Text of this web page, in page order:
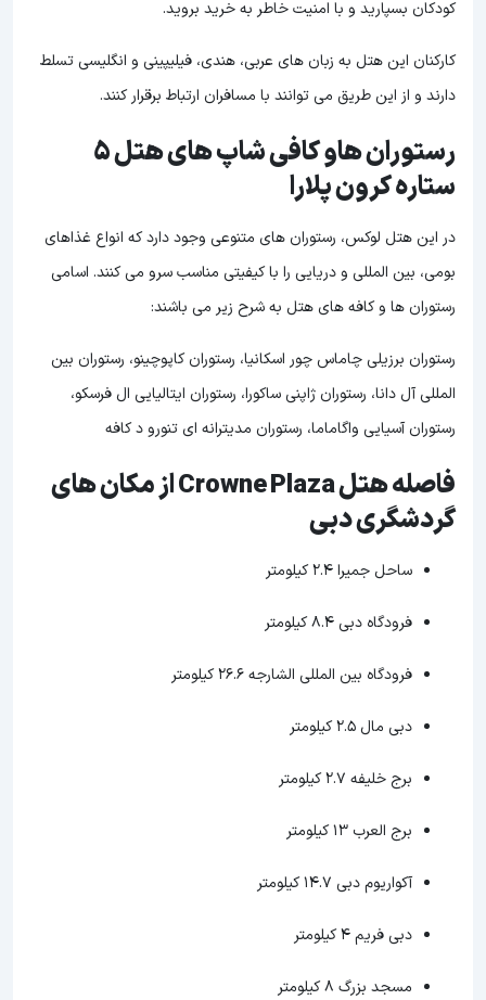
کودکان بسپارید و با امنیت خاطر به خرید بروید.
کارکنان این هتل به زبان های عربی، هندی، فیلیپینی و انگلیسی تسلط
دارند و از این طریق می توانند با مسافران ارتباط برقرار کنند.
رستوران هاو کافی شاپ های هتل 5
ستاره کرون پلارا
در این هتل لوکس، رستوران های متنوعی وجود دارد که انواع غذاهای
بومی، بین المللی و دریایی را با کیفیتی مناسب سرو می کنند. اسامی
رستوران ها و کافه های هتل به شرح زیر می باشند:
رستوران برزیلی چاماس چور اسکانیا، رستوران کاپوچینو، رستوران بین
المللی آل دانا، رستوران ژاپنی ساکورا، رستوران ایتالیایی ال فرسکو،
رستوران آسیایی واگاماما، رستوران مدیترانه ای تنورو د کافه
فاصله هتل Crowne Plaza از مکان های
گردشگری دبی
ساحل جمیرا 2.4 کیلومتر
فرودگاه دبی 8.4 کیلومتر
فرودگاه بین المللی الشارجه 26.6 کیلومتر
دبی مال 2.5 کیلومتر
برج خلیفه 2.7 کیلومتر
برج العرب 13 کیلومتر
آکواریوم دبی 14.7 کیلومتر
دبی فریم 4 کیلومتر
مسجد بزرگ 8 کیلومتر